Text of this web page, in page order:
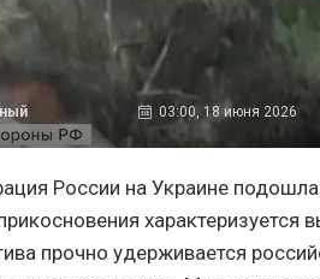
03:00, 18 июня 2026
России на Украине
прочно удерживается